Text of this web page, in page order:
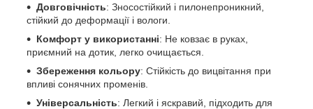
Довговічність: Зносостійкий і пилонепроникний,
стійкий до деформації і вологи.
Комфорт у використанні: Не ковзає в руках,
приємний на дотик, легко очищається.
Збереження кольору: Стійкість до вицвітання при
впливі сонячних променів.
Універсальність: Легкий і яскравий, підходить для